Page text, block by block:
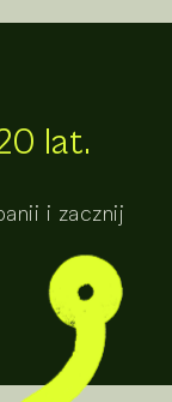
lat.
i zacznij